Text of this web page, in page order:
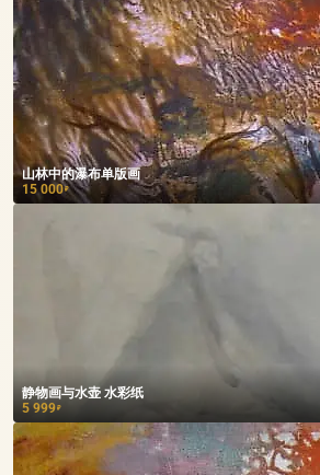
山林中的瀑布单版画
15 000₽
静物画与水壶 水彩纸
5 999₽